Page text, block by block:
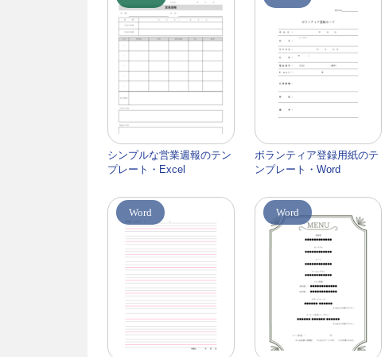
シンプルな営業週報のテン
プレート・Excel
ボランティア登録用紙のテ
ンプレート・Word
Word Word